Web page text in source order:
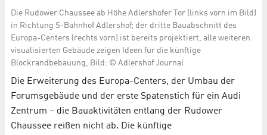
Die Rudower Chaussee ab Höhe Adlershofer Tor (links vorn im Bild)
in Richtung S-Bahnhof Adlershof; der dritte Bauabschnitt des
Europa-Centers (rechts vorn) ist bereits projektiert, alle weiteren
visualisierten Gebäude zeigen Ideen für die künftige
Blockrandbebauung, Bild: © Adlershof Journal
Die Erweiterung des Europa-Centers, der Umbau der
Forumsgebäude und der erste Spatenstich für ein Audi
Zentrum – die Bauaktivitäten entlang der Rudower
Chaussee reißen nicht ab. Die künftige